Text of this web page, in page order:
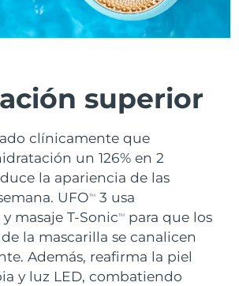
superior
clínicamente que
un 126% en 2
la apariencia de las
UFOTM
3 usa
masaje T-SonicTM
para que los
la mascarilla se canalicen
Además, reafirma la piel
y luz LED, combatiendo